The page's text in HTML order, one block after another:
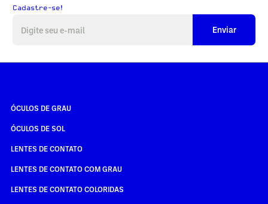
Cadastre-se!
Enviar
ÓCULOS DE GRAU
ÓCULOS DE SOL
LENTES DE CONTATO
LENTES DE CONTATO COM GRAU
LENTES DE CONTATO COLORIDAS